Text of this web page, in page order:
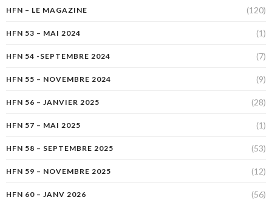
HFN – LE MAGAZINE (120)
HFN 53 – MAI 2024 (1)
HFN 54 -SEPTEMBRE 2024 (7)
HFN 55 – NOVEMBRE 2024 (9)
HFN 56 – JANVIER 2025 (28)
HFN 57 – MAI 2025 (1)
HFN 58 – SEPTEMBRE 2025 (53)
HFN 59 – NOVEMBRE 2025 (12)
HFN 60 – JANV 2026 (56)